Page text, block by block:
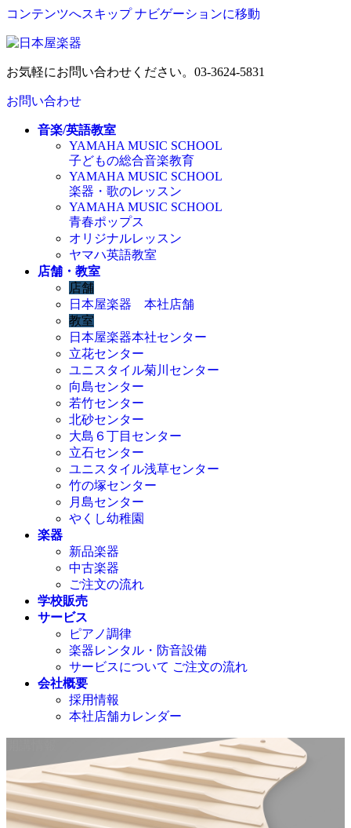
コンテンツへスキップ ナビゲーションに移動
お気軽にお問い合わせください。 03-3624-5831
お問い合わせ
音楽/英語教室
YAMAHA MUSIC SCHOOL
子どもの総合音楽教育
YAMAHA MUSIC SCHOOL
楽器・歌のレッスン
YAMAHA MUSIC SCHOOL
青春ポップス
オリジナルレッスン
ヤマハ英語教室
店舗・教室
店舗
日本屋楽器 本社店舗
教室
日本屋楽器本社センター
立花センター
ユニスタイル菊川センター
向島センター
若竹センター
北砂センター
大島６丁目センター
立石センター
ユニスタイル浅草センター
竹の塚センター
月島センター
やくし幼稚園
楽器
新品楽器
中古楽器
ご注文の流れ
学校販売
サービス
ピアノ調律
楽器レンタル・防音設備
サービスについて ご注文の流れ
会社概要
採用情報
本社店舗カレンダー